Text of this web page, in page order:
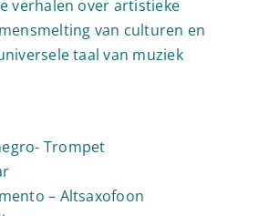
verhalen over artistieke
van culturen en
taal van muziek
Trompet
– Altsaxofoon